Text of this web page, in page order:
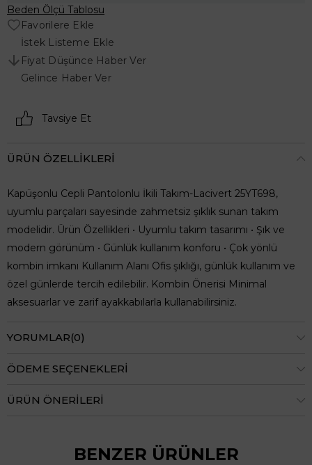
Beden Ölçü Tablosu
Favorilere Ekle
İstek Listeme Ekle
Fiyat Düşünce Haber Ver
Gelince Haber Ver
Tavsiye Et
ÜRÜN ÖZELLIKLERI
Kapüşonlu Cepli Pantolonlu İkili Takım-Lacivert 25YT698,
uyumlu parçaları sayesinde zahmetsiz şıklık sunan takım
modelidir. Ürün Özellikleri • Uyumlu takım tasarımı • Şık ve
modern görünüm • Günlük kullanım konforu • Çok yönlü
kombin imkanı Kullanım Alanı Ofis şıklığı, günlük kullanım ve
özel günlerde tercih edilebilir. Kombin Önerisi Minimal
aksesuarlar ve zarif ayakkabılarla kullanabilirsiniz.
YORUMLAR(0)
ÖDEME SEÇENEKLERI
ÜRÜN ÖNERILERI
BENZER ÜRÜNLER